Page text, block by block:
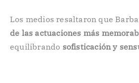
Los medios resaltaron que
de las actuaciones más
equilibrando sofisticación y